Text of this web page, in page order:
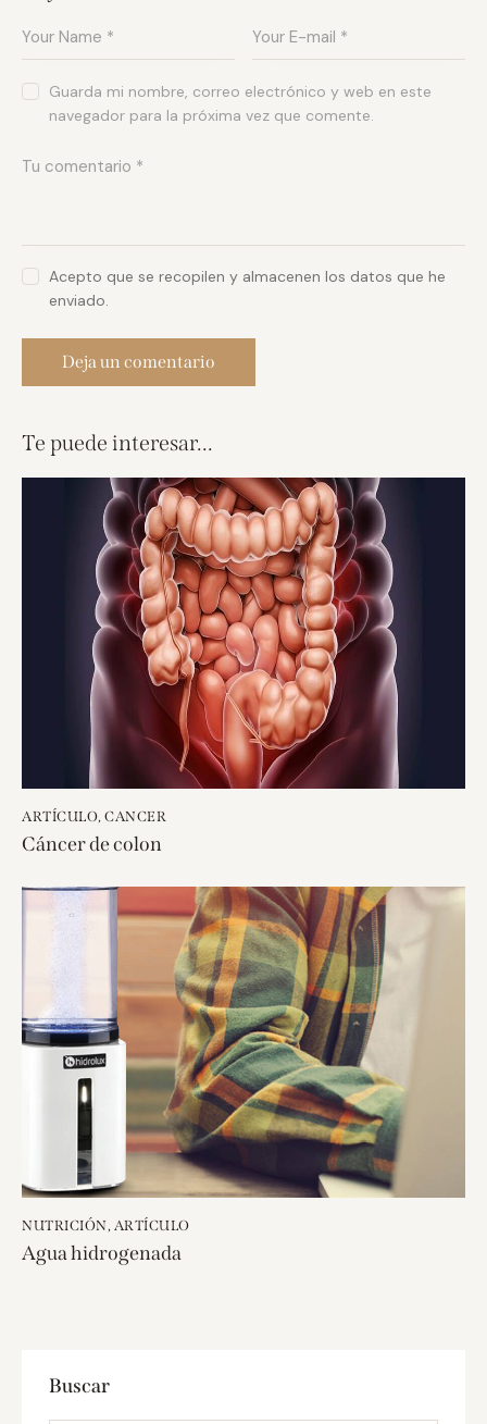
Guarda mi nombre, correo electrónico y web en este
navegador para la próxima vez que comente.
Acepto que se recopilen y almacenen los datos que he
enviado.
Te puede interesar...
ARTÍCULO, CANCER
Cáncer de colon
NUTRICIÓN , ARTÍCULO
Agua hidrogenada
Buscar